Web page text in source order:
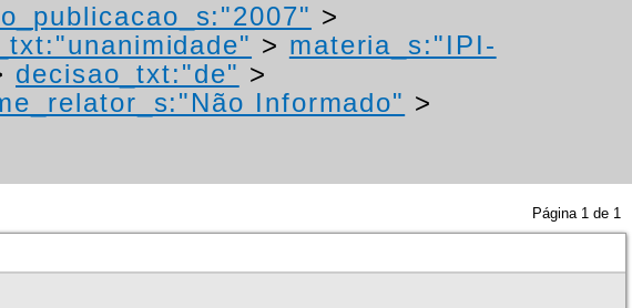
>
> materia_s:"IPI-
decisao_txt:"de" >
Informado" >
Página 1 de 1